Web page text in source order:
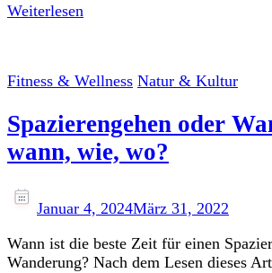
Weiterlesen
Fitness & Wellness Natur & Kultur
Spazierengehen oder
wann, wie, wo?
Januar 4, 2024März 31, 2022
Wann ist die beste Zeit für einen
Wanderung? Nach dem Lesen dieses